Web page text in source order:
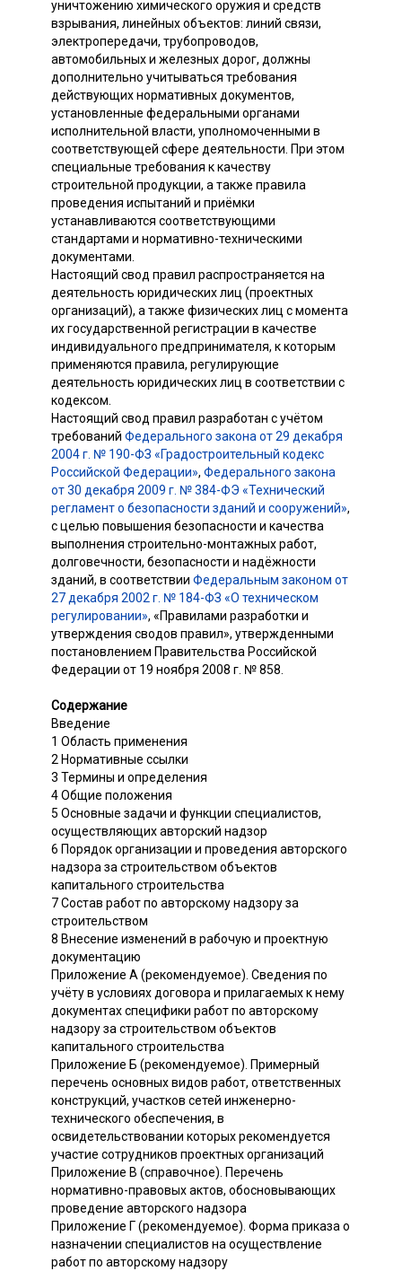
уничтожению химического оружия и средств
взрывания, линейных объектов: линий связи,
электропередачи, трубопроводов,
автомобильных и железных дорог, должны
дополнительно учитываться требования
действующих нормативных документов,
установленные федеральными органами
исполнительной власти, уполномоченными в
соответствующей сфере деятельности. При этом
специальные требования к качеству
строительной продукции, а также правила
проведения испытаний и приёмки
устанавливаются соответствующими
стандартами и нормативно-техническими
документами.
Настоящий свод правил распространяется на
деятельность юридических лиц (проектных
организаций), а также физических лиц с момента
их государственной регистрации в качестве
индивидуального предпринимателя, к которым
применяются правила, регулирующие
деятельность юридических лиц в соответствии с
кодексом.
Настоящий свод правил разработан с учётом
требований Федерального закона от 29 декабря
2004 г. № 190-ФЗ «Градостроительный кодекс
Российской Федерации», Федерального закона
от 30 декабря 2009 г. № 384-ФЭ «Технический
регламент о безопасности зданий и сооружений»,
с целью повышения безопасности и качества
выполнения строительно-монтажных работ,
долговечности, безопасности и надёжности
зданий, в соответствии Федеральным законом от
27 декабря 2002 г. № 184-ФЗ «О техническом
регулировании», «Правилами разработки и
утверждения сводов правил», утвержденными
постановлением Правительства Российской
Федерации от 19 ноября 2008 г. № 858.
Содержание
Введение
1 Область применения
2 Нормативные ссылки
3 Термины и определения
4 Общие положения
5 Основные задачи и функции специалистов,
осуществляющих авторский надзор
6 Порядок организации и проведения авторского
надзора за строительством объектов
капитального строительства
7 Состав работ по авторскому надзору за
строительством
8 Внесение изменений в рабочую и проектную
документацию
Приложение А (рекомендуемое). Сведения по
учёту в условиях договора и прилагаемых к нему
документах специфики работ по авторскому
надзору за строительством объектов
капитального строительства
Приложение Б (рекомендуемое). Примерный
перечень основных видов работ, ответственных
конструкций, участков сетей инженерно-
технического обеспечения, в
освидетельствовании которых рекомендуется
участие сотрудников проектных организаций
Приложение В (справочное). Перечень
нормативно-правовых актов, обосновывающих
проведение авторского надзора
Приложение Г (рекомендуемое). Форма приказа о
назначении специалистов на осуществление
работ по авторскому надзору